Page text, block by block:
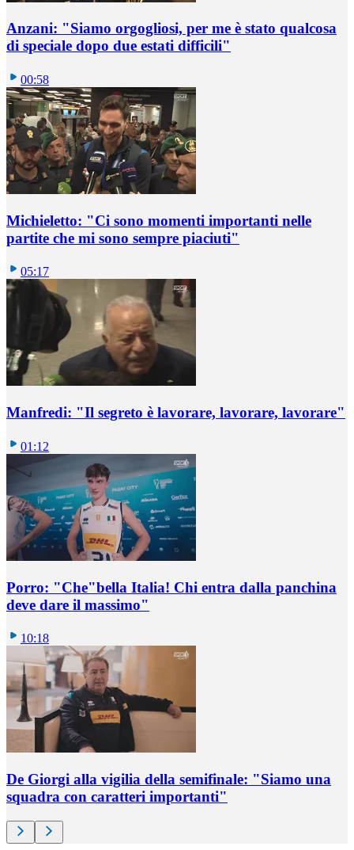
Anzani: "Siamo orgogliosi, per me è stato qualcosa
di speciale dopo due estati difficili"
00:58
Michieletto: "Ci sono momenti importanti nelle
partite che mi sono sempre piaciuti"
05:17
Manfredi: "Il segreto è lavorare, lavorare, lavorare"
01:12
Porro: "Che"bella Italia! Chi entra dalla panchina
deve dare il massimo"
10:18
De Giorgi alla vigilia della semifinale: "Siamo una
squadra con caratteri importanti"